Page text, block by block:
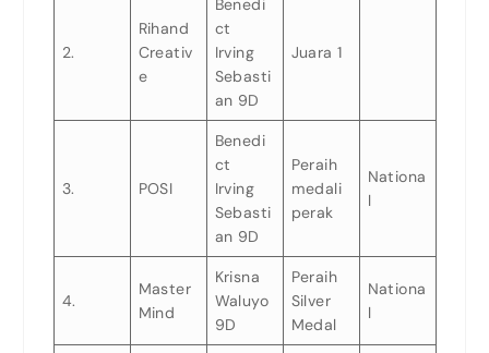
2.
Rihand
Creativ
e
Benedi
ct
Irving
Sebasti
an 9D
Juara 1
3. POSI
Benedi
ct
Irving
Sebasti
an 9D
Peraih
medali
perak
Nationa
l
4.
Master
Mind
Krisna
Waluyo
9D
Peraih
Silver
Medal
Nationa
l